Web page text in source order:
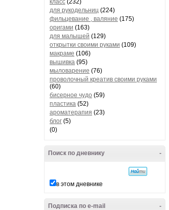
класс (232)
для рукодельниц (224)
фильцевание , валяние (175)
оригами (163)
для малышей (129)
открытки своими руками (109)
макраме (106)
вышивка (95)
мыловарение (76)
проволочный креатив своими руками
(60)
бисерное чудо (59)
пластика (52)
ароматерапия (23)
блог (5)
(0)
-
Поиск по дневнику
в этом дневнике
-
Подписка по e-mail